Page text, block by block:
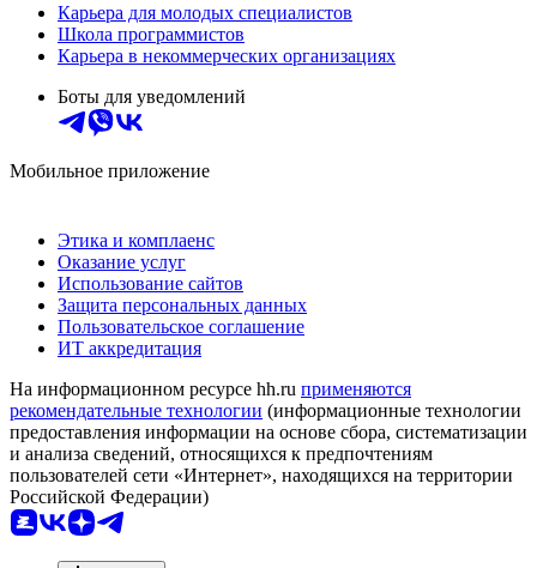
Карьера для молодых специалистов
Школа программистов
Карьера в некоммерческих организациях
Боты для уведомлений
Мобильное приложение
Этика и комплаенс
Оказание услуг
Использование сайтов
Защита персональных данных
Пользовательское соглашение
ИТ аккредитация
На информационном ресурсе hh.ru применяются
рекомендательные технологии (информационные технологии
предоставления информации на основе сбора, систематизации
и анализа сведений, относящихся к предпочтениям
пользователей сети «Интернет», находящихся на территории
Российской Федерации)